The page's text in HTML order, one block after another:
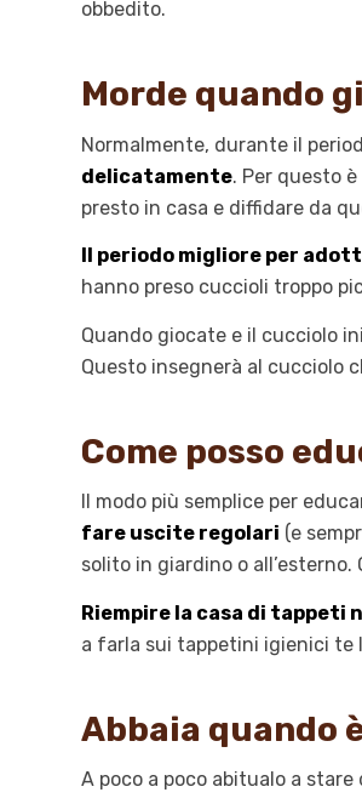
obbedito.
Morde quando
Normalmente, durante il
delicatamente. Per questo
presto in casa e diffidare da
Il periodo migliore per
hanno preso cuccioli troppo
Quando giocate e il cucciolo
Questo insegnerà al cucciolo
Come posso
Il modo più semplice per
fare uscite regolari (e
solito in giardino o
Riempire la casa di tappeti
a farla sui tappetini igienici te
Abbaia quando
A poco a poco abitualo a